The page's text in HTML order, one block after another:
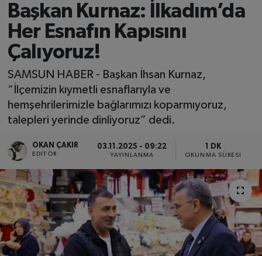
Başkan Kurnaz: İlkadım’da
Her Esnafın Kapısını
Çalıyoruz!
SAMSUN HABER - Başkan İhsan Kurnaz,
“İlçemizin kıymetli esnaflarıyla ve
hemşehrilerimizle bağlarımızı koparmıyoruz,
talepleri yerinde dinliyoruz” dedi.
OKAN ÇAKIR
EDITÖR
03.11.2025 - 09:22
YAYINLANMA
1 DK
OKUNMA SÜRESI
SAMSUN HABER
SAMSUNSPOR
SAĞLIK
TEKNOLOJİ
SPOR
EKONOMİ
TEKNOLOJİ
YAŞAM
Süper Lig Puan Durumu ve Fikstür
Tüm Manşetler
Son Dakika Haberleri
Haber Arşivi